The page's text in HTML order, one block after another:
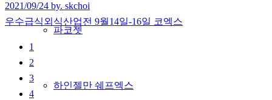
파코젯
하인젤만 쉐프엑스
2021/09/24 by. skchoi
우수급식외식산업전 9월14일-16일 코엑스
1
2
3
4